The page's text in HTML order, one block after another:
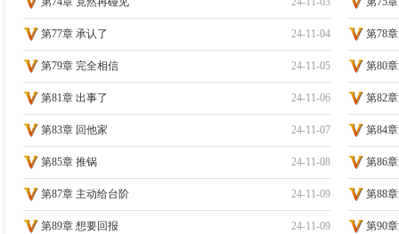
24-11-04
第77章 承认了 第78
24-11-05
第79章 完全相信 第80
24-11-06
第81章 出事了 第82
24-11-07
第83章 回他家 第84
24-11-08
第85章 推锅 第86
24-11-09
第87章 主动给台阶 第88
24-11-09
第89章 想要回报 第90